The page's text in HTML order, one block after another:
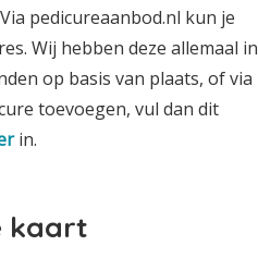
pedicureaanbod.nl kun je
Wij hebben deze allemaal in
op basis van plaats, of via
toevoegen, vul dan dit
in.
kaart